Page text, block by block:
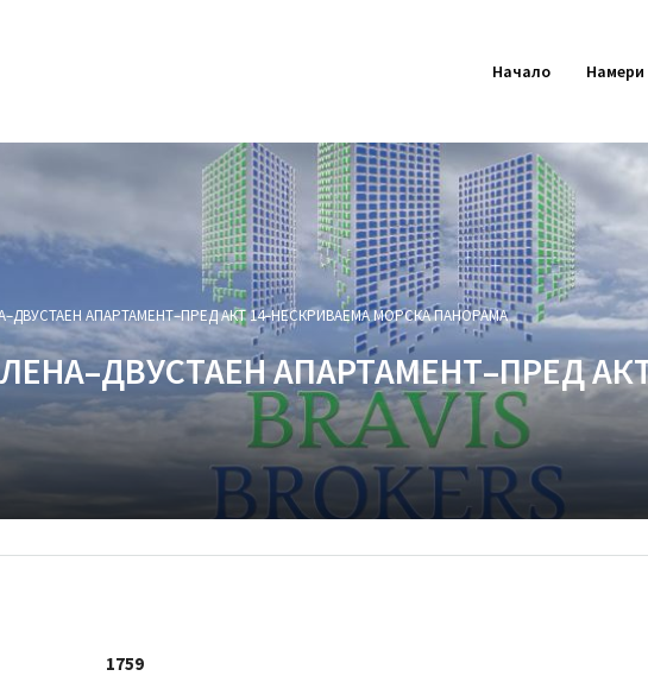
Начало
АПАРТАМЕНТ–ПРЕД АКТ 14–НЕСКРИВАЕМА МОРСКА ПАНОРАМА
АПАРТАМЕНТ–ПРЕД
1759